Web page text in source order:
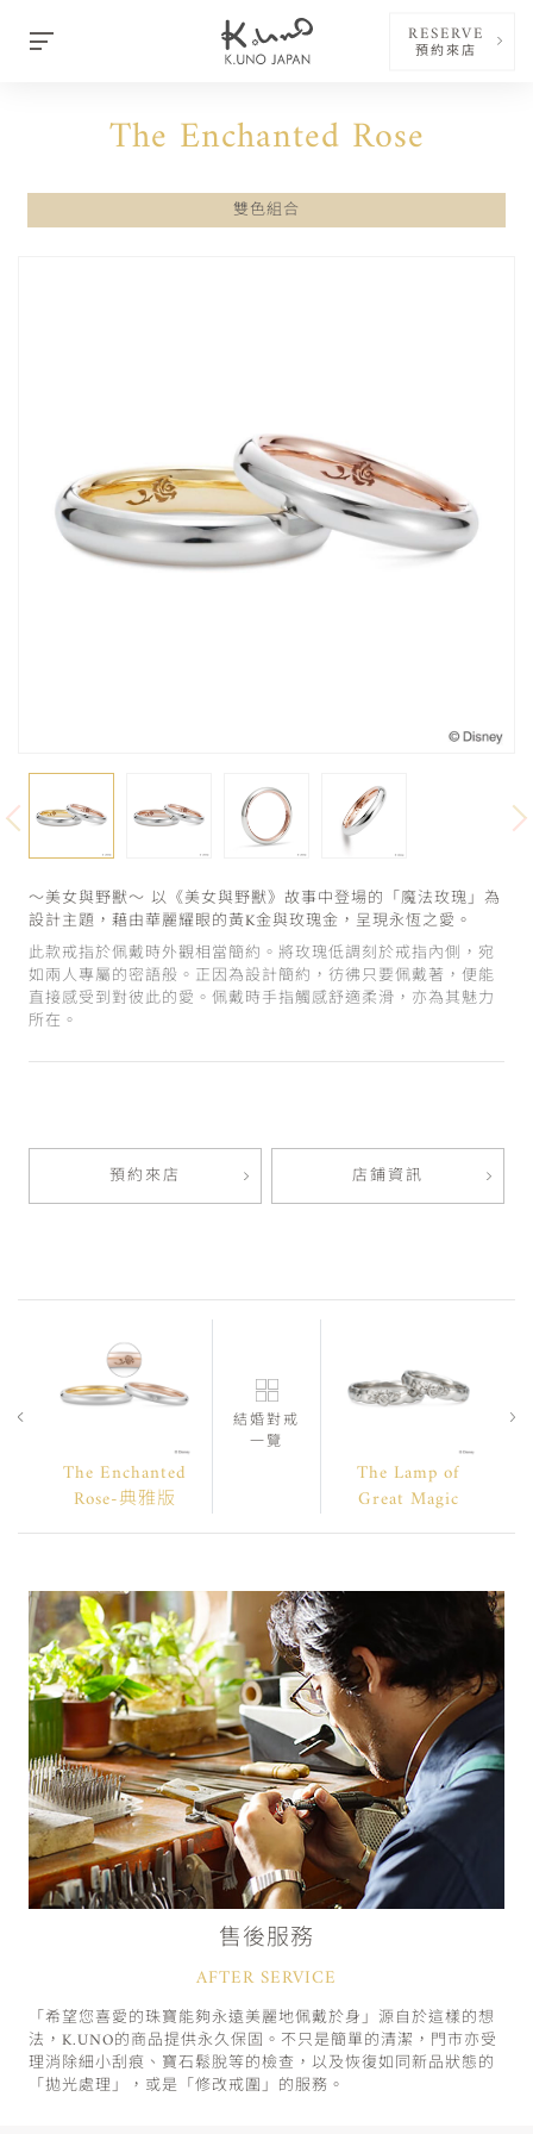
RESERVE
預約來店
The Enchanted Rose
雙色組合
～美女與野獸～ 以《美女與野獸》故事中登場的「魔法玫瑰」為
設計主題，藉由華麗耀眼的黃K金與玫瑰金，呈現永恆之愛。
此款戒指於佩戴時外觀相當簡約。將玫瑰低調刻於戒指內側，宛
如兩人專屬的密語般。正因為設計簡約，彷彿只要佩戴著，便能
直接感受到對彼此的愛。佩戴時手指觸感舒適柔滑，亦為其魅力
所在。
預約來店 店鋪資訊
The Enchanted
Rose-典雅版
結婚對戒
一覽
The Lamp of
Great Magic
售後服務
AFTER SERVICE
「希望您喜愛的珠寶能夠永遠美麗地佩戴於身」源自於這樣的想
法，K.UNO的商品提供永久保固。不只是簡單的清潔，門市亦受
理消除細小刮痕、寶石鬆脫等的檢查，以及恢復如同新品狀態的
「拋光處理」，或是「修改戒圍」的服務。